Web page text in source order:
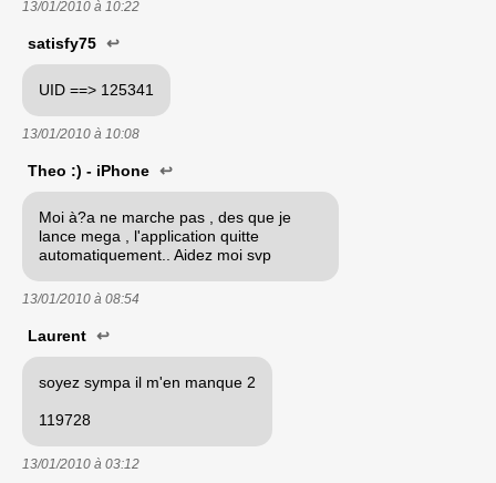
13/01/2010 à 10:22
satisfy75 ↩
UID ==> 125341
13/01/2010 à 10:08
Theo :) - iPhone ↩
Moi à?a ne marche pas , des que je
lance mega , l'application quitte
automatiquement.. Aidez moi svp
13/01/2010 à 08:54
Laurent ↩
soyez sympa il m'en manque 2
119728
13/01/2010 à 03:12